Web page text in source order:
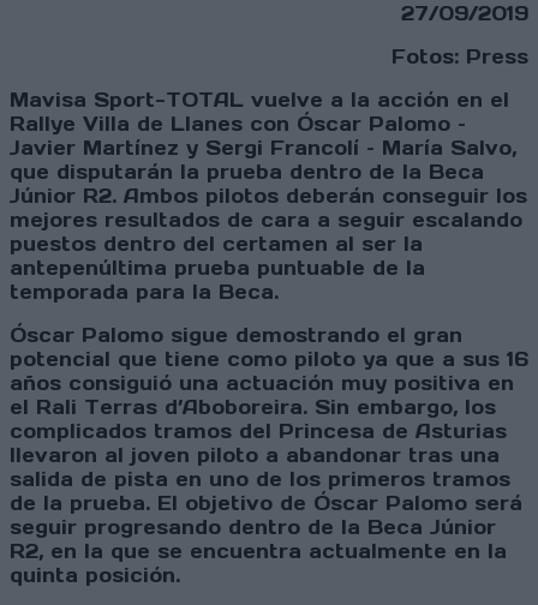
27/09/2019
Fotos: Press
Mavisa Sport-TOTAL vuelve a la acción en el
Rallye Villa de Llanes con Óscar Palomo –
Javier Martínez y Sergi Francolí – María Salvo,
que disputarán la prueba dentro de la Beca
Júnior R2. Ambos pilotos deberán conseguir los
mejores resultados de cara a seguir escalando
puestos dentro del certamen al ser la
antepenúltima prueba puntuable de la
temporada para la Beca.
Óscar Palomo sigue demostrando el gran
potencial que tiene como piloto ya que a sus 16
años consiguió una actuación muy positiva en
el Rali Terras d’Aboboreira. Sin embargo, los
complicados tramos del Princesa de Asturias
llevaron al joven piloto a abandonar tras una
salida de pista en uno de los primeros tramos
de la prueba. El objetivo de Óscar Palomo será
seguir progresando dentro de la Beca Júnior
R2, en la que se encuentra actualmente en la
quinta posición.